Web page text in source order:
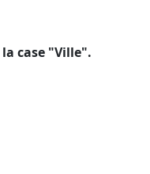
case "Ville".